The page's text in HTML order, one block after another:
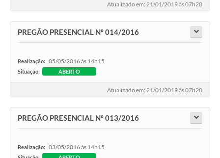
Atualizado em: 21/01/2019 às 07h20
PREGÃO PRESENCIAL Nº 014/2016
Realização: 05/05/2016 às 14h15
Situação: ABERTO
Atualizado em: 21/01/2019 às 07h20
PREGÃO PRESENCIAL Nº 013/2016
Realização: 03/05/2016 às 14h15